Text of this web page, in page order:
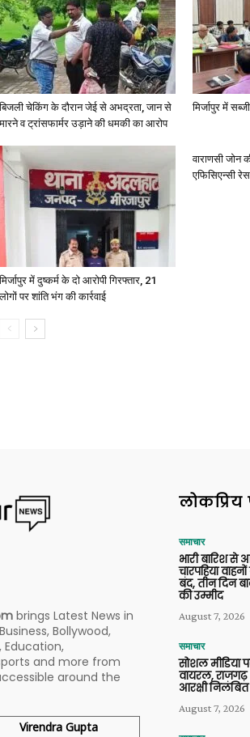
बिजली चेकिंग के दौरान जेई से अभद्रता, जान से
मारने व ट्रांसफार्मर उड़ाने की धमकी का आरोप
मिर्जापुर में
मिर्जापुर में दुष्कर्म के दो आरोपी गिरफ्तार, 21
लोगों पर शांति भंग की कार्रवाई
वाराणसी जोन
एफिसिएन्सी रेस
brings Latest News in
Bollywood,
Education,
and more from
around the
Virendra Gupta
लोकप्रिय
समाचार
भारी बारिश से
चारपहिया
बंद, तीन दिन
की उम्मीद
August 7, 2026
समाचार
सोशल मीडिया
वायरल,
आरक्षी निलंबित
August 7, 2026